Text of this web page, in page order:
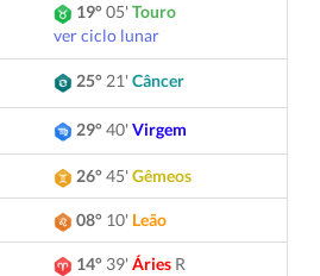
19°05'Touro
ver ciclo lunar
25° 21'Câncer
29°40'Virgem
26°45'Gêmeos
08° 10' Leão
14° 39'Áries R